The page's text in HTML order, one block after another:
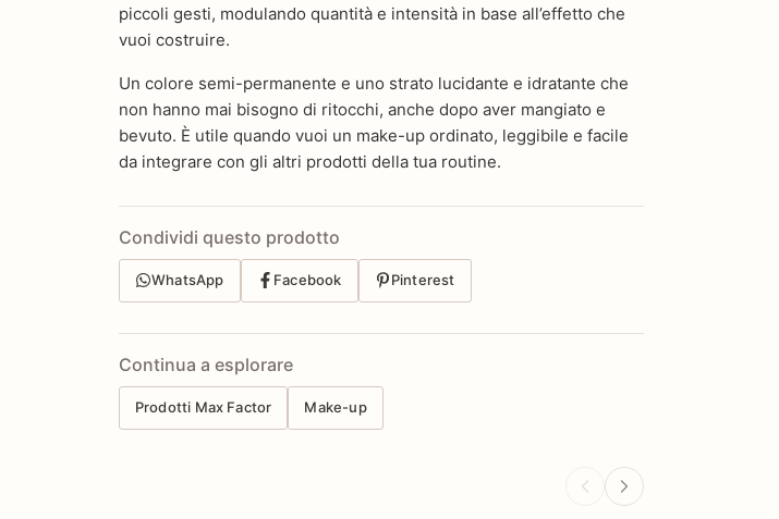
piccoli gesti, modulando quantità e intensità in base all’effetto che
vuoi costruire.
Un colore semi-permanente e uno strato lucidante e idratante che
non hanno mai bisogno di ritocchi, anche dopo aver mangiato e
bevuto. È utile quando vuoi un make-up ordinato, leggibile e facile
da integrare con gli altri prodotti della tua routine.
Condividi questo prodotto
WhatsApp Facebook Pinterest
Continua a esplorare
Prodotti Max Factor Make-up